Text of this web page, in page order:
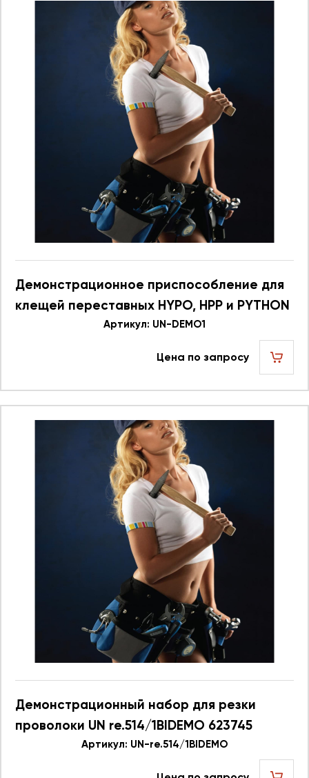
Демонстрационное приспособление для
клещей переставных HYPO, HPP и PYTHON
UN DEMO1 623751Артикул: UN-DEMO1
Цена по запросу
Демонстрационный набор для резки
проволоки UN re.514/1BIDEMO 623745
Артикул: UN-re.514/1BIDEMO